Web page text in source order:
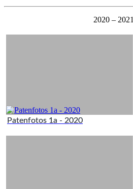
2020 – 2021
Patenfotos 1a - 2020